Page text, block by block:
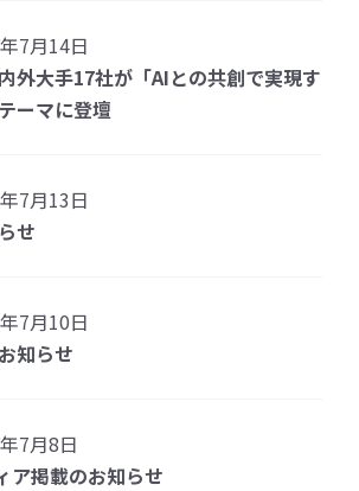
7月14日
外大手17社が「AIとの共創で実現す
ーマに登壇
7月13日
せ
7月10日
知らせ
7月8日
ア掲載のお知らせ